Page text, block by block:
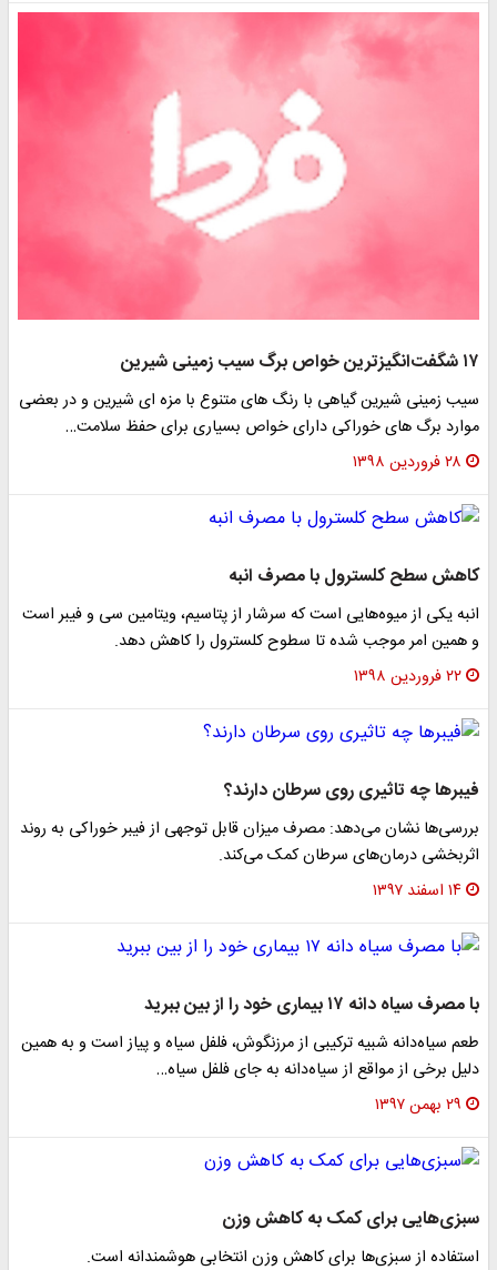
۱۷ شگفت‌انگیزترین خواص برگ سیب زمینی شیرین
سیب زمینی شیرین گیاهی با رنگ های متنوع با مزه ای شیرین و در بعضی
موارد برگ های خوراکی دارای خواص بسیاری برای حفظ سلامت…
۲۸ فروردین ۱۳۹۸
کاهش سطح کلسترول با مصرف انبه
انبه یکی از میوه‌هایی است که سرشار از پتاسیم، ویتامین سی و فیبر است
و همین امر موجب شده تا سطوح کلسترول را کاهش دهد.
۲۲ فروردین ۱۳۹۸
فیبر‌ها چه تاثیری روی سرطان دارند؟
بررسی‌ها نشان می‌دهد: مصرف میزان قابل توجهی از فیبر خوراکی به روند
اثربخشی درمان‌های سرطان کمک می‌کند.
۱۴ اسفند ۱۳۹۷
با مصرف سیاه دانه ۱۷ بیماری خود را از بین ببرید
طعم سیاه‌دانه شبیه ترکیبی از مرزنگوش، فلفل سیاه و پیاز است و به همین
دلیل برخی از مواقع از سیاه‌دانه به جای فلفل سیاه…
۲۹ بهمن ۱۳۹۷
سبزی‌هایی برای کمک به کاهش وزن
استفاده از سبزی‌ها برای کاهش وزن انتخابی هوشمندانه است.